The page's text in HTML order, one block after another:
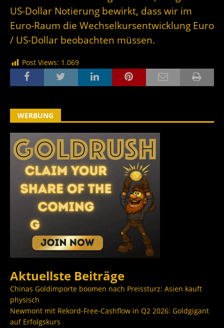
US-Dollar Notierung bewirkt, dass wir im
Euro-Raum die Wechselkursentwicklung Euro
/ US-Dollar beobachten müssen.
Post Views: 1.069
WERBUNG
Aktuellste Beiträge
Chinas Goldimporte boomen nach Preissturz: Asien kauft
physisch
Newmont mit Rekord-Free-Cashflow in Q2 2026: Goldgigant
auf Erfolgskurs